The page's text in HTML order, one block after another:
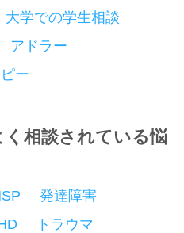
大学での学生相談
アドラー
ー
相談されている悩
発達障害
トラウマ